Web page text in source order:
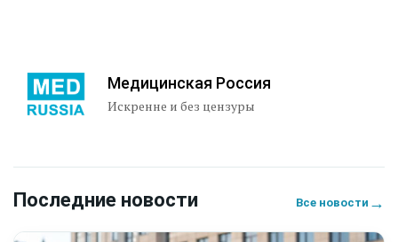
Медицинская Россия
Искренне и без цензуры
Последние новости Все новости →